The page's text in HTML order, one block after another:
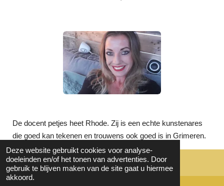
Deze website gebruikt cookies voor analyse-
doeleinden en/of het tonen van advertenties. Door
gebruik te blijven maken van de site gaat u hiermee
akkoord.
De docent petjes heet Rhode. Zij is een echte kunstenares
die goed kan tekenen en trouwens ook goed is in Grimeren.
© 2023 - 2026 Cultuurgeluid-dag